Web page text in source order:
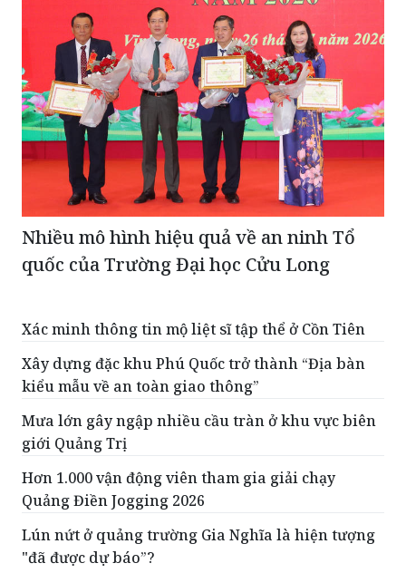
Nhiều mô hình hiệu quả về an ninh Tổ
quốc của Trường Đại học Cửu Long
Xác minh thông tin mộ liệt sĩ tập thể ở Cồn Tiên
Xây dựng đặc khu Phú Quốc trở thành “Địa bàn
kiểu mẫu về an toàn giao thông”
Mưa lớn gây ngập nhiều cầu tràn ở khu vực biên
giới Quảng Trị
Hơn 1.000 vận động viên tham gia giải chạy
Quảng Điền Jogging 2026
Lún nứt ở quảng trường Gia Nghĩa là hiện tượng
"đã được dự báo”?